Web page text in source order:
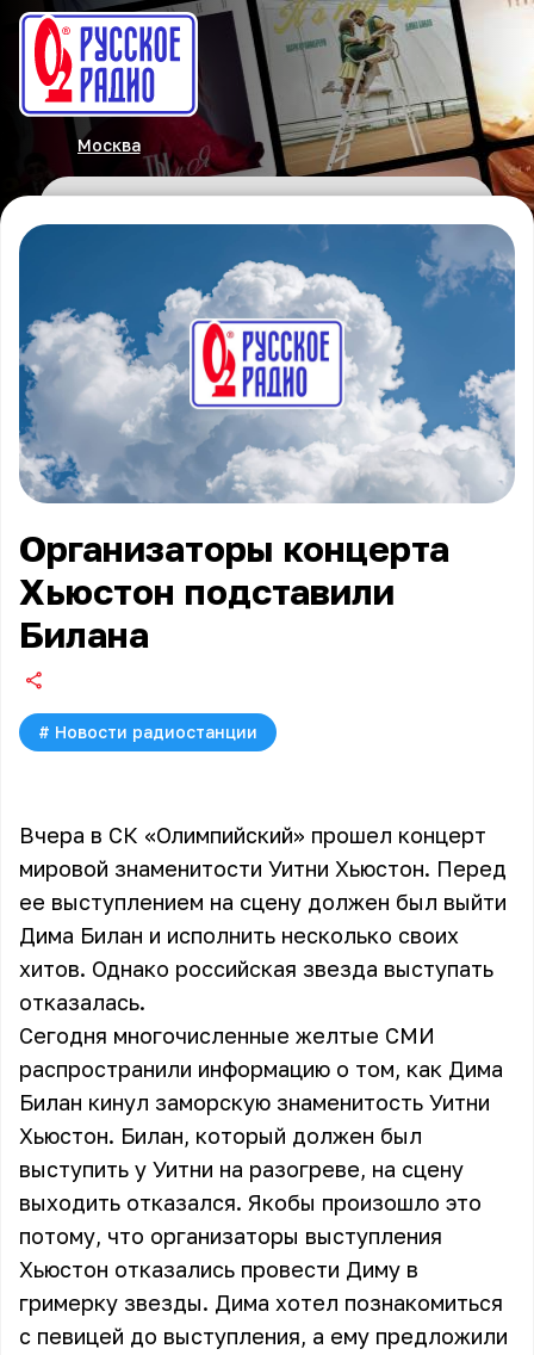
Москва
Организаторы концерта
Хьюстон подставили
Билана
# Новости радиостанции
Вчера в СК «Олимпийский» прошел концерт
мировой знаменитости Уитни Хьюстон. Перед
ее выступлением на сцену должен был выйти
Дима Билан и исполнить несколько своих
хитов. Однако российская звезда выступать
отказалась.
Сегодня многочисленные желтые СМИ
распространили информацию о том, как Дима
Билан кинул заморскую знаменитость Уитни
Хьюстон. Билан, который должен был
выступить у Уитни на разогреве, на сцену
выходить отказался. Якобы произошло это
потому, что организаторы выступления
Хьюстон отказались провести Диму в
гримерку звезды. Дима хотел познакомиться
с певицей до выступления, а ему предложили